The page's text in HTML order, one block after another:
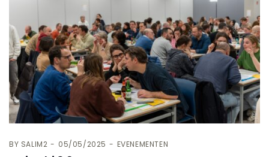
BY SALIM2 05/05/2025 EVENEMENTEN